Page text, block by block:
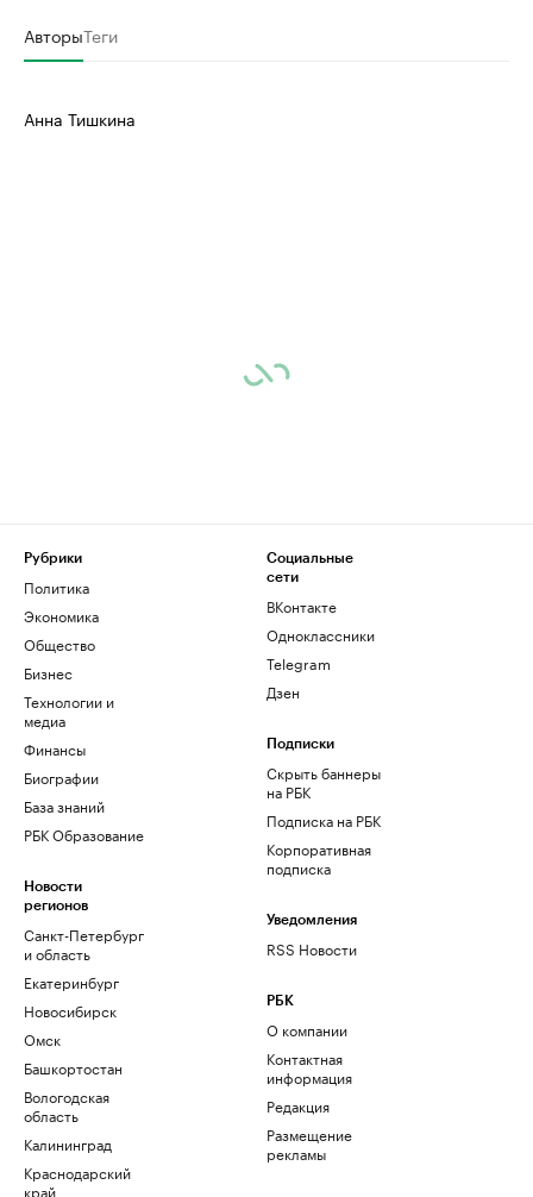
АвторыТеги
Анна Тишкина
Рубрики
Политика
Экономика
Общество
Бизнес
Технологии и
медиа
Финансы
Биографии
База знаний
РБК Образование
Новости
регионов
Санкт-Петербург
и область
Екатеринбург
Новосибирск
Омск
Башкортостан
Вологодская
область
Калининград
Краснодарский
край
Социальные
сети
ВКонтакте
Одноклассники
Telegram
Дзен
Подписки
Скрыть баннеры
на РБК
Подписка на РБК
Корпоративная
подписка
Уведомления
RSS Новости
РБК
О компании
Контактная
информация
Редакция
Размещение
рекламы